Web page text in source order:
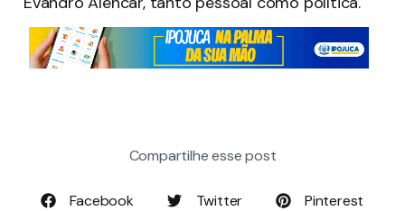
Compartilhe esse post
Facebook Twitter
Pinterest